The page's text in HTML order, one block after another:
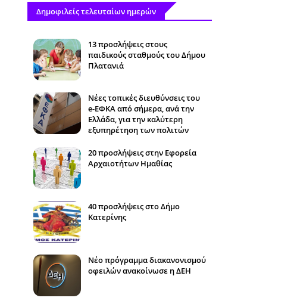
Δημοφιλείς τελευταίων ημερών
13 προσλήψεις στους
παιδικούς σταθμούς του Δήμου
Πλατανιά
Νέες τοπικές διευθύνσεις του
e-ΕΦΚΑ από σήμερα, ανά την
Ελλάδα, για την καλύτερη
εξυπηρέτηση των πολιτών
20 προσλήψεις στην Εφορεία
Αρχαιοτήτων Ημαθίας
40 προσλήψεις στο Δήμο
Κατερίνης
Νέο πρόγραμμα διακανονισμού
οφειλών ανακοίνωσε η ΔΕΗ